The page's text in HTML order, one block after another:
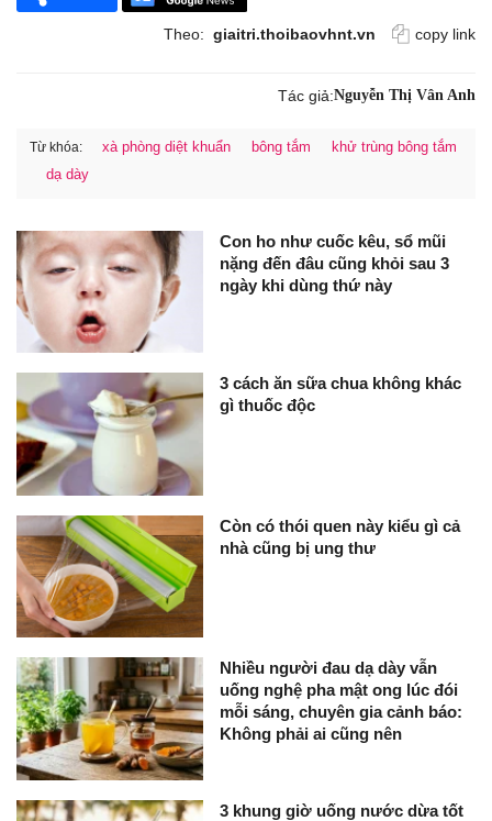
Theo: giaitri.thoibaovhnt.vn copy link
Tác giả:Nguyễn Thị Vân Anh
Từ khóa: xà phòng diệt khuẩn bông tắm
khử trùng bông tắm
dạ dày
Con ho như cuốc kêu, sổ mũi
nặng đến đâu cũng khỏi sau 3
ngày khi dùng thứ này
3 cách ăn sữa chua không khác
gì thuốc độc
Còn có thói quen này kiểu gì cả
nhà cũng bị ung thư
Nhiều người đau dạ dày vẫn
uống nghệ pha mật ong lúc đói
mỗi sáng, chuyên gia cảnh báo:
Không phải ai cũng nên
3 khung giờ uống nước dừa tốt